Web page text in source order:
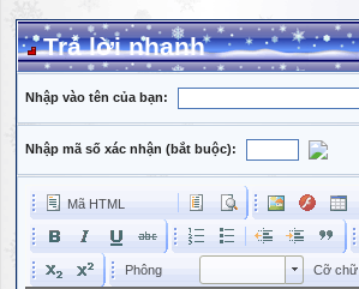
Trả lời nhanh
Nhập vào tên của bạn:
Nhập mã số xác nhận (bắt buộc):
Mã HTML
Phông Phông Cỡ chữ